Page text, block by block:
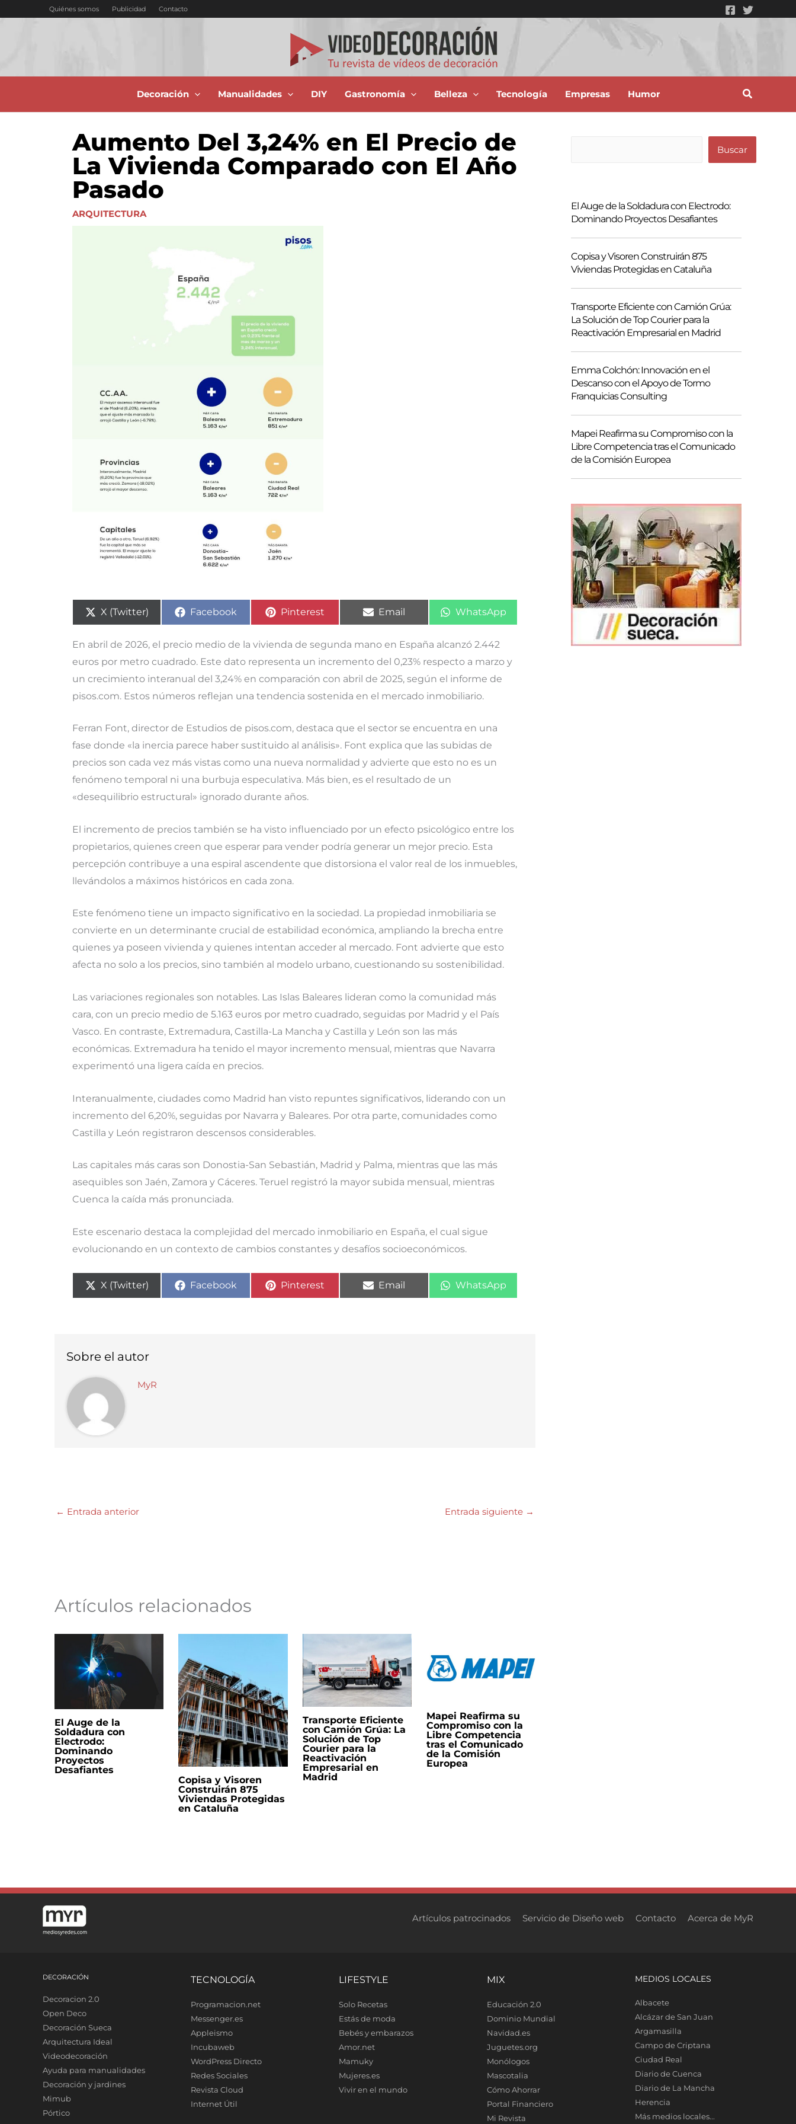
Quiénes somos Publicidad Contacto
Decoración Manualidades DIY Gastronomía Belleza Tecnología Empresas Humor
Aumento Del 3,24% en El Precio de
La Vivienda Comparado con El Año
Pasado
ARQUITECTURA
Compartir
en
X (Twitter)
Compartir
Facebook
Compartir
Pinterest
Compartir
Email
Compartir
WhatsApp
En abril de 2026, el precio medio de la vivienda de segunda mano en España alcanzó 2.442
euros por metro cuadrado. Este dato representa un incremento del 0,23% respecto a marzo y
un crecimiento interanual del 3,24% en comparación con abril de 2025, según el informe de
pisos.com. Estos números reflejan una tendencia sostenida en el mercado inmobiliario.
Ferran Font, director de Estudios de pisos.com, destaca que el sector se encuentra en una
fase donde «la inercia parece haber sustituido al análisis». Font explica que las subidas de
precios son cada vez más vistas como una nueva normalidad y advierte que esto no es un
fenómeno temporal ni una burbuja especulativa. Más bien, es el resultado de un
«desequilibrio estructural» ignorado durante años.
El incremento de precios también se ha visto influenciado por un efecto psicológico entre los
propietarios, quienes creen que esperar para vender podría generar un mejor precio. Esta
percepción contribuye a una espiral ascendente que distorsiona el valor real de los inmuebles,
llevándolos a máximos históricos en cada zona.
Este fenómeno tiene un impacto significativo en la sociedad. La propiedad inmobiliaria se
convierte en un determinante crucial de estabilidad económica, ampliando la brecha entre
quienes ya poseen vivienda y quienes intentan acceder al mercado. Font advierte que esto
afecta no solo a los precios, sino también al modelo urbano, cuestionando su sostenibilidad.
Las variaciones regionales son notables. Las Islas Baleares lideran como la comunidad más
cara, con un precio medio de 5.163 euros por metro cuadrado, seguidas por Madrid y el País
Vasco. En contraste, Extremadura, Castilla-La Mancha y Castilla y León son las más
económicas. Extremadura ha tenido el mayor incremento mensual, mientras que Navarra
experimentó una ligera caída en precios.
Interanualmente, ciudades como Madrid han visto repuntes significativos, liderando con un
incremento del 6,20%, seguidas por Navarra y Baleares. Por otra parte, comunidades como
Castilla y León registraron descensos considerables.
Las capitales más caras son Donostia-San Sebastián, Madrid y Palma, mientras que las más
asequibles son Jaén, Zamora y Cáceres. Teruel registró la mayor subida mensual, mientras
Cuenca la caída más pronunciada.
Este escenario destaca la complejidad del mercado inmobiliario en España, el cual sigue
evolucionando en un contexto de cambios constantes y desafíos socioeconómicos.
Compartir
X (Twitter)
Compartir
Facebook
Compartir
Pinterest
Compartir
Email
Compartir
WhatsApp
Sobre el autor
MyR
← Entrada anterior Entrada siguiente →
Artículos relacionados
El Auge de la
Soldadura con
Electrodo:
Dominando
Proyectos
Desafiantes
Copisa y Visoren
Construirán 875
Viviendas Protegidas
en Cataluña
Transporte Eficiente
con Camión Grúa: La
Solución de Top
Courier para la
Reactivación
Empresarial en
Madrid
Mapei Reafirma su
Compromiso con la
Libre Competencia
tras el Comunicado
de la Comisión
Europea
a
Buscar
El Auge de la Soldadura con Electrodo:
Dominando Proyectos Desafiantes
Copisa y Visoren Construirán 875
Viviendas Protegidas en Cataluña
Transporte Eficiente con Camión Grúa:
La Solución de Top Courier para la
Reactivación Empresarial en Madrid
Emma Colchón: Innovación en el
Descanso con el Apoyo de Tormo
Franquicias Consulting
Mapei Reafirma su Compromiso con la
Libre Competencia tras el Comunicado
de la Comisión Europea
Artículos patrocinados Servicio de Diseño web Contacto Acerca de MyR
DECORACIÓN
Decoracion 2.0
Open Deco
Decoración Sueca
Arquitectura Ideal
Videodecoración
Ayuda para manualidades
Decoración y jardines
Mimub
Pórtico
TECNOLOGÍA
Programacion.net
Messenger.es
Appleismo
Incubaweb
WordPress Directo
Redes Sociales
Revista Cloud
Internet Útil
LIFESTYLE
Solo Recetas
Estás de moda
Bebés y embarazos
Amor.net
Mamuky
Mujeres.es
Vivir en el mundo
MIX
Educación 2.0
Dominio Mundial
Navidad.es
Juguetes.org
Monólogos
Mascotalia
Cómo Ahorrar
Portal Financiero
Mi Revista
MEDIOS LOCALES
Albacete
Alcázar de San Juan
Argamasilla
Campo de Criptana
Ciudad Real
Diario de Cuenca
Diario de La Mancha
Herencia
Más medios locales...